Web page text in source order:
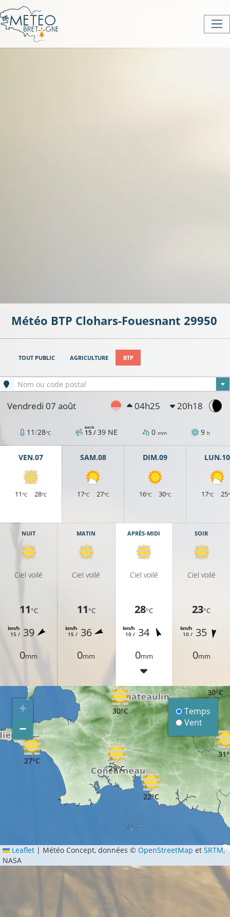
Météo BTP Clohars-Fouesnant 29950
TOUT PUBLIC AGRICULTURE BTP
Ville sélectionnée
Nom ou code postal
Vendredi 07 août 04h25 20h18
11/28°C 15 /
km/h 39 NE 0 mm 9 h
VEN.07
11°C 28°C
SAM.08
17°C 27°C
DIM.09
16°C 30°C
LUN.10
17°C 25
NUIT
Ciel voilé
11°C
15 /
km/h 39
0mm
MATIN
Ciel voilé
11°C
15 /
km/h 36
0mm
APRÈS-MIDI
Ciel voilé
28°C
10 /
km/h 34
0mm
SOIR
Ciel voilé
23°C
10 /
km/h 35
0mm
27°C
29°C
30°C
30°C
22°C
29°C
+
−
Temps
Vent
Leaflet | Météo Concept, données ©OpenStreetMap etSRTM,
NASA